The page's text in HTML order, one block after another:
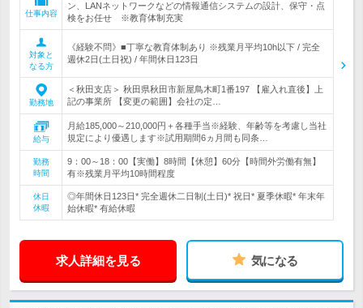
仕事内容
ン、LANネットワークなどの情報通信システムの設計、保守・点
検をお任せ ※教育体制充実
対象と
なる方
《経験不問》■丁寧な教育体制あり ※残業月平均10h以下 / 完全
週休2日(土日祝) / 年間休日123日
勤務地
＜秋田支店＞ 秋田県秋田市新屋鳥木町1番197 【雇入れ直後】上
記の事業所 【変更の範囲】会社の定…
給与
月給185,000～210,000円＋各種手当※経験、年齢等を考慮し当社
規定により優遇します※試用期間6ヵ月間も同条…
勤務
時間
9：00～18：00【実働】8時間【休憩】60分【時間外労働有無】
有※残業月平均10時間程度
休日
休暇
◎年間休日123日* 完全週休二日制(土日)* 祝日* 夏季休暇* 年末年
始休暇* 有給休暇
求人詳細を見る 気になる